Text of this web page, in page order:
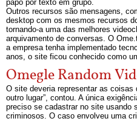
papo por texto em grupo.
Outros recursos são mensagens,
desktop com os mesmos recursos
tornando-a uma das melhores
arquivamento de conversas. O
a empresa tenha implementado
anos, o site ficou conhecido como
Omegle Random
O site deveria representar as coisas
outro lugar”, contou. A única
preciso se cadastrar no site usando
criminosos. O caso envolveu uma